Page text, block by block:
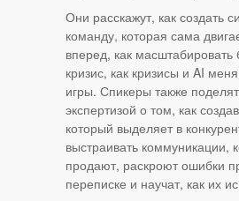
Они расскажут, как создать
команду, которая сама
вперед, как масштабировать
кризис, как кризисы и AI
игры. Спикеры также
экспертизой о том, как
который выделяет в
выстраивать коммуникации,
продают, раскроют ошибки
переписке и научат, как их